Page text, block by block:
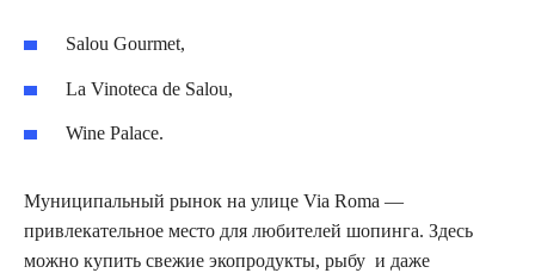
Salou Gourmet,
La Vinoteca de Salou,
Wine Palace.
Муниципальный рынок на улице Via Roma —
привлекательное место для любителей шопинга. Здесь
можно купить свежие экопродукты, рыбу и даже